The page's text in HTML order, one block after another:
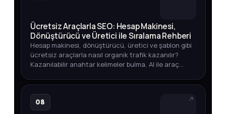
Ücretsiz Araçlarla SEO: Hesap Makinesi,
Dönüştürücü ve Üretici ile Sıralama Rehberi
Hesap makinesi, dönüştürücü, üretici ve şablon gibi
ücretsiz araçlarla nasıl organik trafik kazanılır?
Kazanılabilir anahtar kelimeler bulma, AI ile araç
08